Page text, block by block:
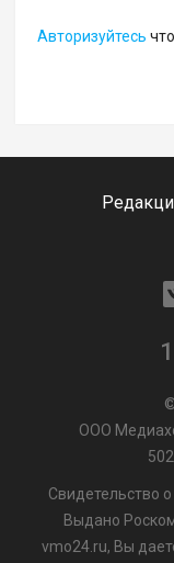
Авторизуйтесь
ООО
Свидетельство
Выдано
vmo24.ru, Вы